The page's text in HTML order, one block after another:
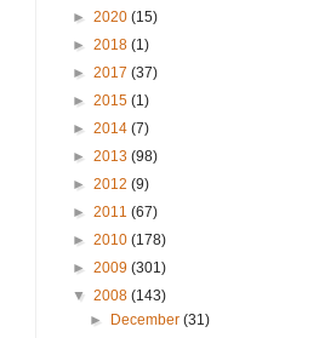
► 2020 (15)
► 2018 (1)
► 2017 (37)
► 2015 (1)
► 2014 (7)
► 2013 (98)
► 2012 (9)
► 2011 (67)
► 2010 (178)
► 2009 (301)
▼ 2008 (143)
►
December(31)